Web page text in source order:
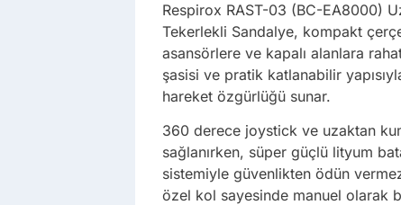
Respirox RAST-03 (BC-EA8000)
Tekerlekli Sandalye, kompakt
asansörlere ve kapalı alanlara
şasisi ve pratik katlanabilir
hareket özgürlüğü sunar.
360 derece joystick ve uzaktan
sağlanırken, süper güçlü lityum
sistemiyle güvenlikten ödün
özel kol sayesinde manuel olarak